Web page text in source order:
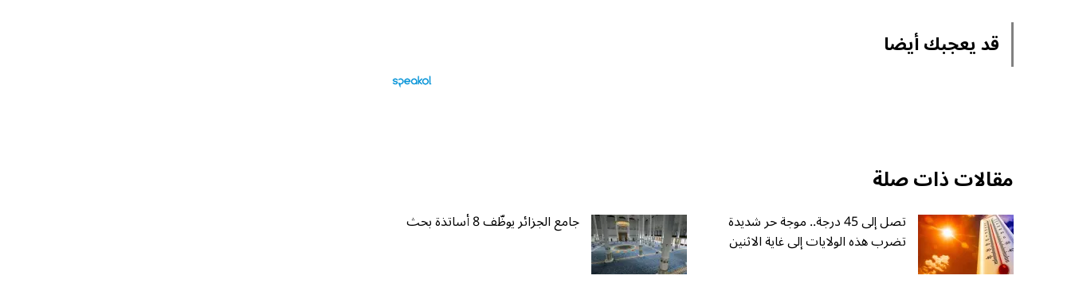
قد يعجبك أيضا
مقالات ذات صلة
تصل إلى 45 درجة.. موجة حر شديدة
تضرب هذه الولايات إلى غاية الاثنين
جامع الجزائر يوظّف 8 أساتذة بحث